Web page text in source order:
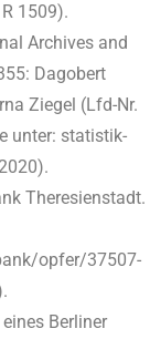
1509).
Archives and
Dagobert
Ziegel (Lfd-Nr.
unter: statistik-
Theresienstadt.
opfer/37507-
Berliner